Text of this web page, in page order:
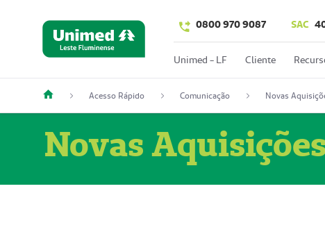
0800 970 9087 SAC
Unimed - LF Cliente
Acesso Rápido Comunicação Novas
Novas Aquisições